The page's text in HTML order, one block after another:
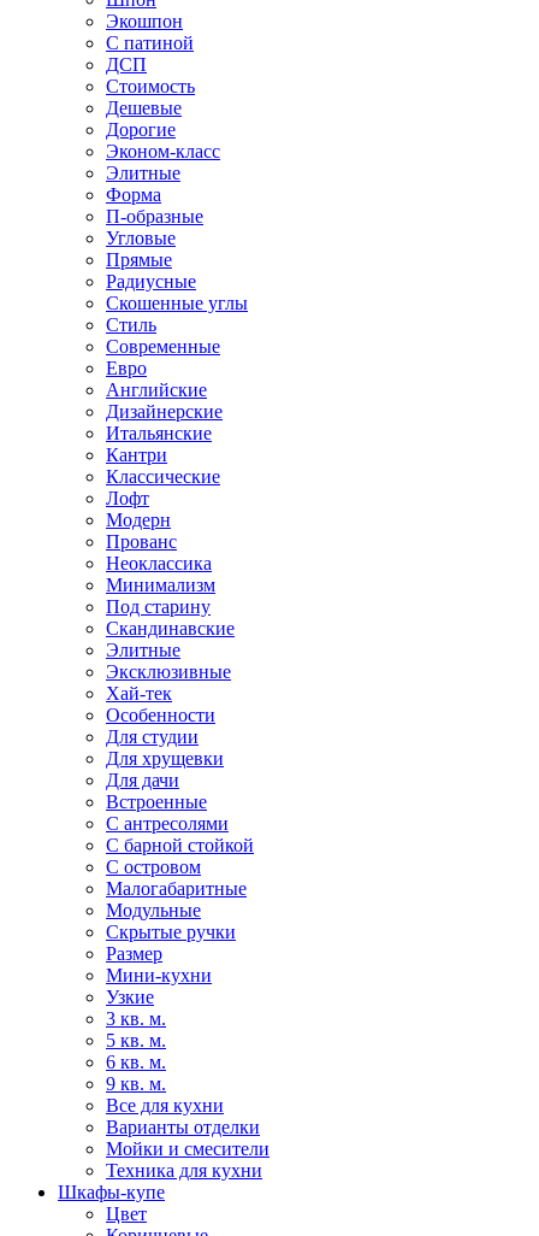
Экошпон
С патиной
ДСП
Стоимость
Дешевые
Дорогие
Эконом-класс
Элитные
Форма
П-образные
Угловые
Прямые
Радиусные
Скошенные углы
Стиль
Современные
Евро
Английские
Дизайнерские
Итальянские
Кантри
Классические
Лофт
Модерн
Прованс
Неоклассика
Минимализм
Под старину
Скандинавские
Элитные
Эксклюзивные
Хай-тек
Особенности
Для студии
Для хрущевки
Для дачи
Встроенные
С антресолями
С барной стойкой
С островом
Малогабаритные
Модульные
Скрытые ручки
Размер
Мини-кухни
Узкие
3 кв. м.
5 кв. м.
6 кв. м.
9 кв. м.
Все для кухни
Варианты отделки
Мойки и смесители
Техника для кухни
Шкафы-купе
Цвет